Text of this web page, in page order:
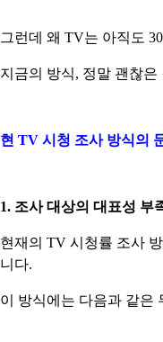
그런데 왜 TV는 아직도
지금의 방식, 정말 괜찮은
현 TV 시청 조사 방식의
1. 조사 대상의 대표성 부
현재의 TV 시청률 조사
니다.
이 방식에는 다음과 같은